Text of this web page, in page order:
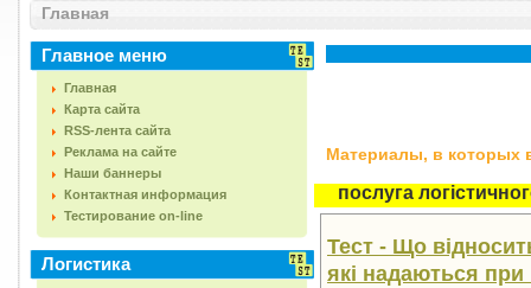
Главная
Главное меню
Главная
Карта сайта
RSS-лента сайта
Реклама на сайте
Наши баннеры
Контактная информация
Тестирование on-line
Логистика
Материалы, в которых
послуга
Тест - Що
які надаються при